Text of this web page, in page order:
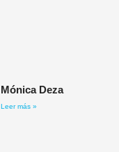
Mónica Deza
Leer más »